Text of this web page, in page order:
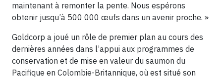
maintenant à remonter la pente. Nous espérons
obtenir jusqu’à 500 000 œufs dans un avenir proche. »
Goldcorp a joué un rôle de premier plan au cours des
dernières années dans l’appui aux programmes de
conservation et de mise en valeur du saumon du
Pacifique en Colombie-Britannique, où est situé son